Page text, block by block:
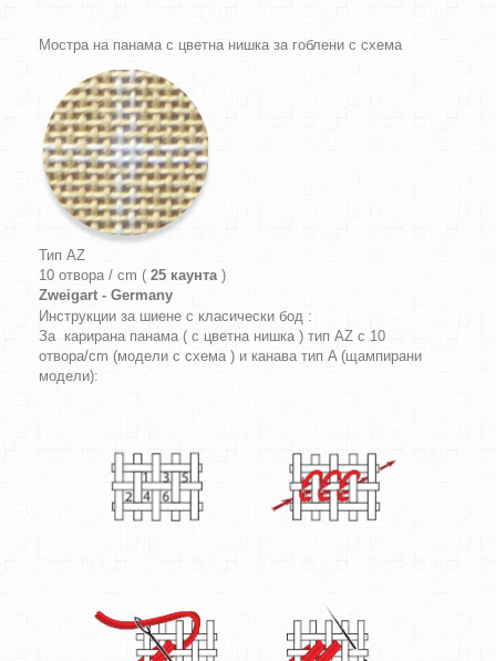
Мостра на панама с цветна нишка за гоблени с схема
Тип AZ
10 отвора / cm ( 25 каунта)
Zweigart - Germany
Инструкции за шиене с класически бод :
За карирана панама ( с цветна нишка ) тип AZ с 10
отвора/cm (модели с схема ) и канава тип A (щампирани
модели):